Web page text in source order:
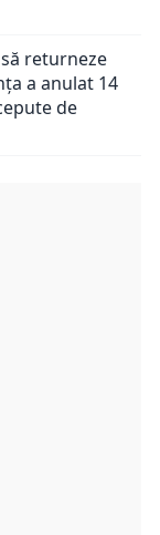
returneze
a anulat 14
de